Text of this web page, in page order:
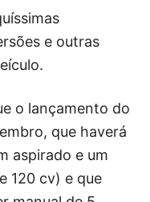
e outras
o lançamento do
que haverá
aspirado e um
120 cv) e que